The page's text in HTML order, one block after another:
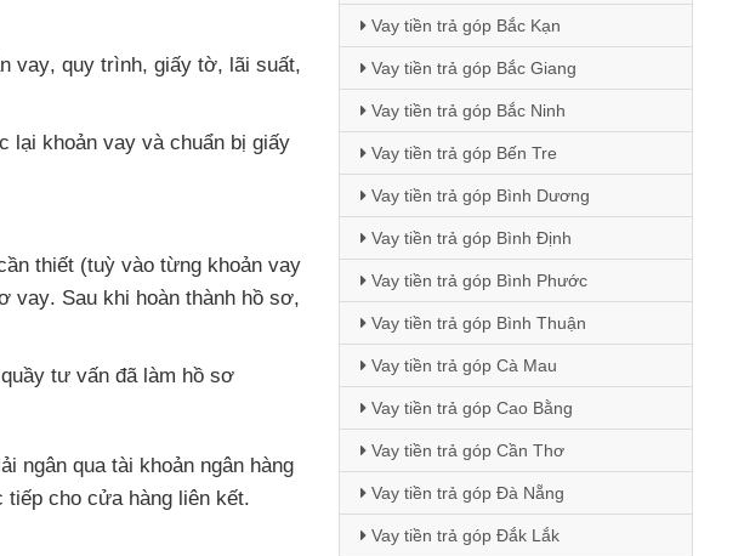
vay, quy trình, giấy tờ, lãi suất,
lại khoản vay và chuẩn bị giấy
thiết (tuỳ vào từng khoản vay
vay. Sau khi hoàn thành hồ sơ,
tư vấn đã làm hồ sơ
ngân qua tài khoản ngân hàng
cho cửa hàng liên kết.
Vay tiền trả góp Bắc Kạn
Vay tiền trả góp Bắc Giang
Vay tiền trả góp Bắc Ninh
Vay tiền trả góp Bến Tre
Vay tiền trả góp Bình Dương
Vay tiền trả góp Bình Định
Vay tiền trả góp Bình Phước
Vay tiền trả góp Bình Thuận
Vay tiền trả góp Cà Mau
Vay tiền trả góp Cao Bằng
Vay tiền trả góp Cần Thơ
Vay tiền trả góp Đà Nẵng
Vay tiền trả góp Đắk Lắk